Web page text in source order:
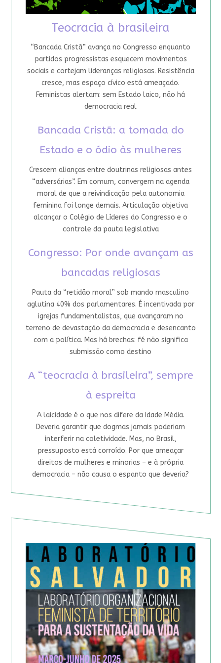
Teocracia à brasileira
“Bancada Cristã” avança no Congresso enquanto
partidos progressistas esquecem movimentos
sociais e cortejam lideranças religiosas. Resistência
cresce, mas espaço cívico está ameaçado.
Feministas alertam: sem Estado laico, não há
democracia real
Bancada Cristã: a tomada do
Estado e o ódio às mulheres
Crescem alianças entre doutrinas religiosas antes
“adversárias”. Em comum, convergem na agenda
moral de que a reivindicação pela autonomia
feminina foi longe demais. Articulação objetiva
alcançar o Colégio de Líderes do Congresso e o
controle da pauta legislativa
Congresso: Por onde avançam as
bancadas religiosas
Pauta da “retidão moral” sob mando masculino
aglutina 40% dos parlamentares. É incentivada por
igrejas fundamentalistas, que avançaram no
terreno de devastação da democracia e desencanto
com a política. Mas há brechas: fé não significa
submissão como destino
A “teocracia à brasileira”, sempre
à espreita
A laicidade é o que nos difere da Idade Média.
Deveria garantir que dogmas jamais poderiam
interferir na coletividade. Mas, no Brasil,
pressuposto está corroído. Por que ameaçar
direitos de mulheres e minorias – e à própria
democracia – não causa o espanto que deveria?